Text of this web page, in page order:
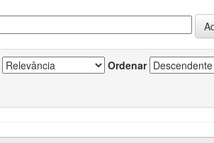
Ordenar